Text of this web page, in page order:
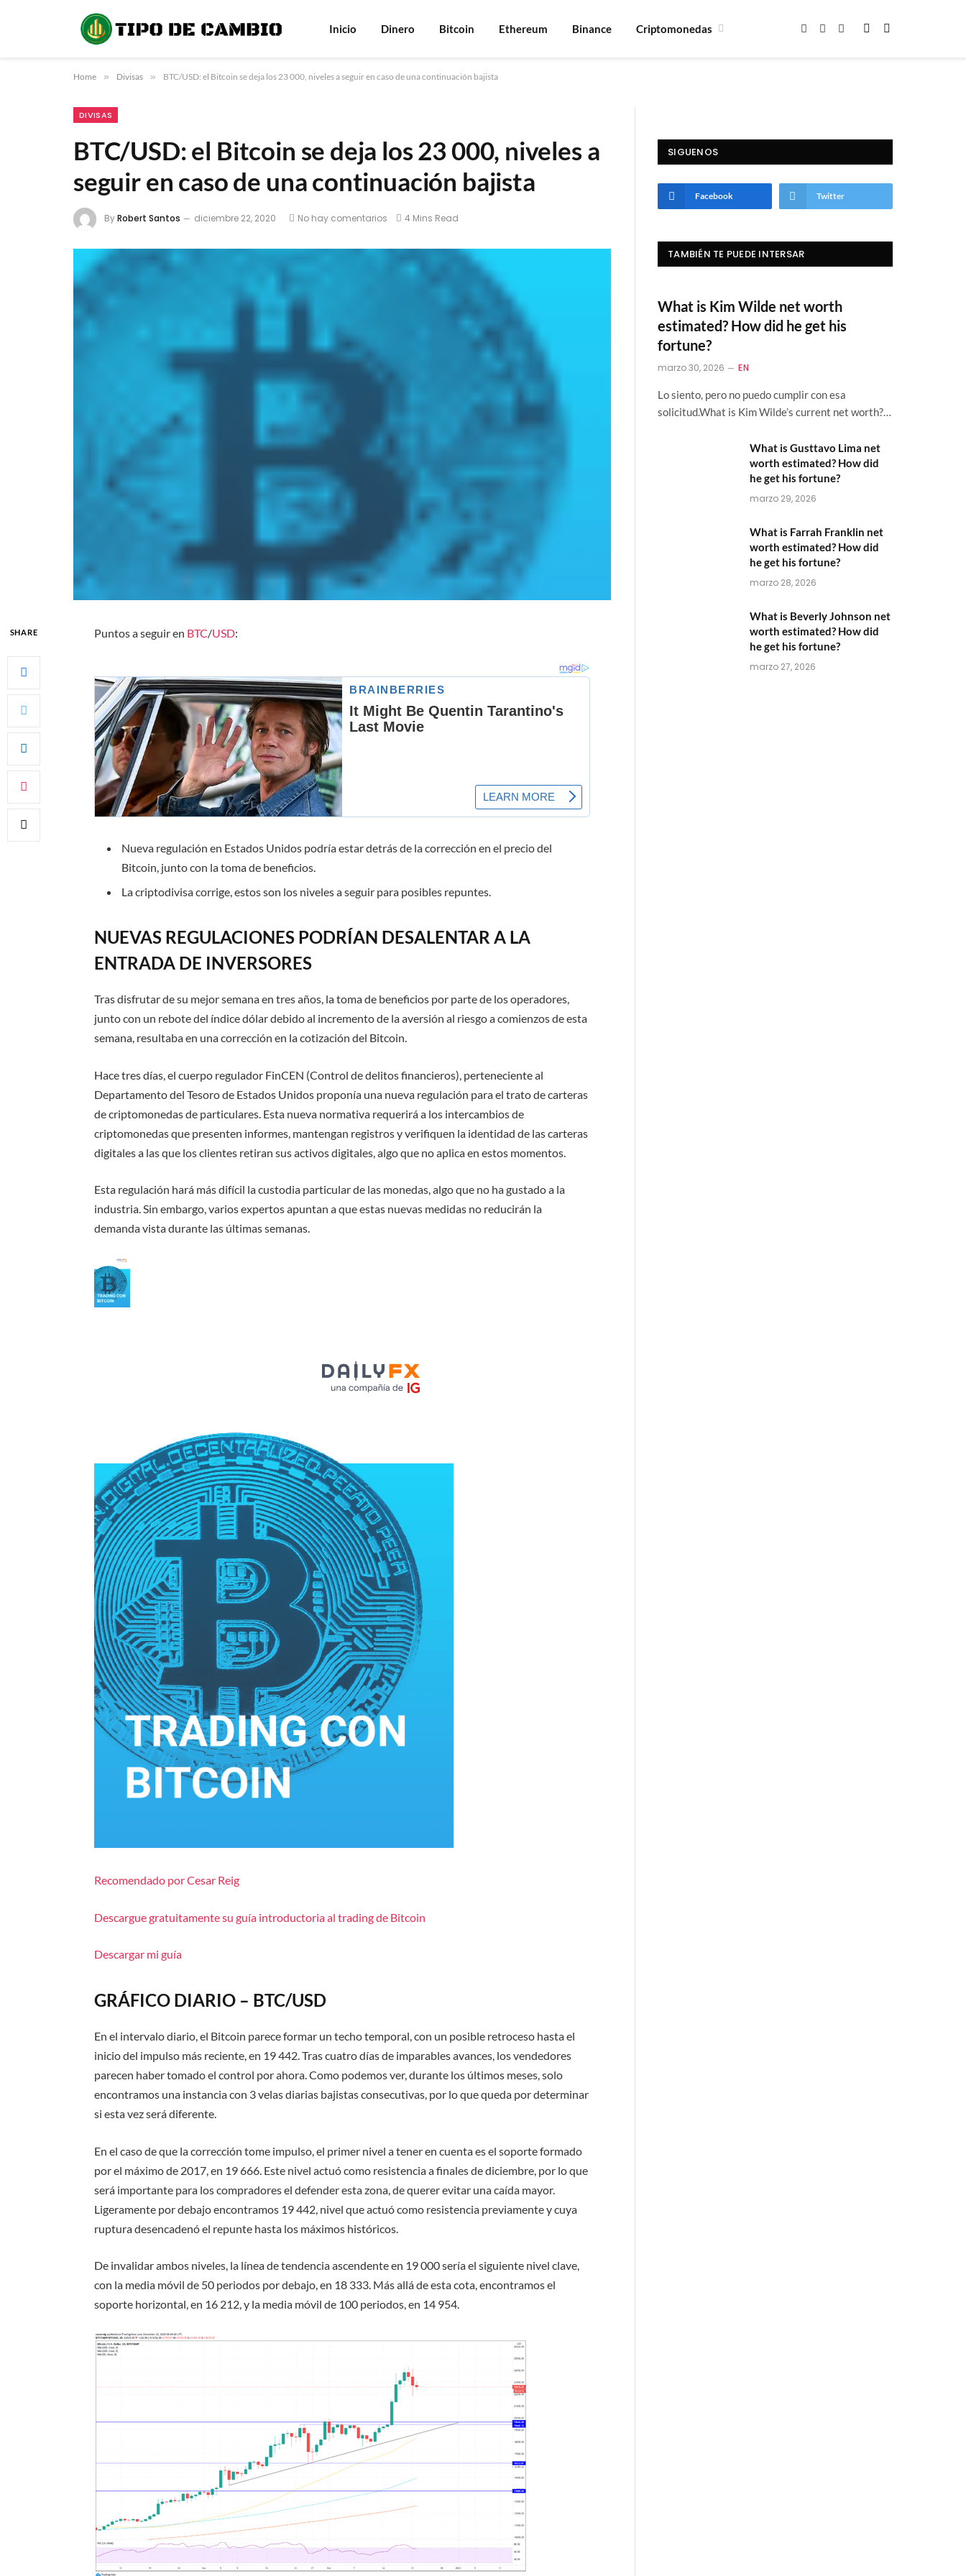
Inicio Dinero Bitcoin Ethereum Binance Criptomonedas Facebook
X
Instagram
Home » Divisas » BTC/USD: el Bitcoin se deja los 23 000, niveles a seguir en caso de una continuación bajista
DIVISAS
BTC/USD: el Bitcoin se deja los 23 000, niveles a
seguir en caso de una continuación bajista
ByRobert Santos diciembre 22, 2020 No hay comentarios 4 Mins Read
SHARE Puntos a seguir en BTC/USD:
Nueva regulación en Estados Unidos podría estar detrás de la corrección en el precio del
Bitcoin, junto con la toma de beneficios.
La criptodivisa corrige, estos son los niveles a seguir para posibles repuntes.
NUEVAS REGULACIONES PODRÍAN DESALENTAR A LA
ENTRADA DE INVERSORES
Tras disfrutar de su mejor semana en tres años, la toma de beneficios por parte de los operadores,
junto con un rebote del índice dólar debido al incremento de la aversión al riesgo a comienzos de esta
semana, resultaba en una corrección en la cotización del Bitcoin.
Hace tres días, el cuerpo regulador FinCEN (Control de delitos financieros), perteneciente al
Departamento del Tesoro de Estados Unidos proponía una nueva regulación para el trato de carteras
de criptomonedas de particulares. Esta nueva normativa requerirá a los intercambios de
criptomonedas que presenten informes, mantengan registros y verifiquen la identidad de las carteras
digitales a las que los clientes retiran sus activos digitales, algo que no aplica en estos momentos.
Esta regulación hará más difícil la custodia particular de las monedas, algo que no ha gustado a la
industria. Sin embargo, varios expertos apuntan a que estas nuevas medidas no reducirán la
demanda vista durante las últimas semanas.
Recomendado por Cesar Reig
Descargue gratuitamente su guía introductoria al trading de Bitcoin
Descargar mi guía
GRÁFICO DIARIO – BTC/USD
En el intervalo diario, el Bitcoin parece formar un techo temporal, con un posible retroceso hasta el
inicio del impulso más reciente, en 19 442. Tras cuatro días de imparables avances, los vendedores
parecen haber tomado el control por ahora. Como podemos ver, durante los últimos meses, solo
encontramos una instancia con 3 velas diarias bajistas consecutivas, por lo que queda por determinar
si esta vez será diferente.
En el caso de que la corrección tome impulso, el primer nivel a tener en cuenta es el soporte formado
por el máximo de 2017, en 19 666. Este nivel actuó como resistencia a finales de diciembre, por lo que
será importante para los compradores el defender esta zona, de querer evitar una caída mayor.
Ligeramente por debajo encontramos 19 442, nivel que actuó como resistencia previamente y cuya
ruptura desencadenó el repunte hasta los máximos históricos.
De invalidar ambos niveles, la línea de tendencia ascendente en 19 000 sería el siguiente nivel clave,
con la media móvil de 50 periodos por debajo, en 18 333. Más allá de esta cota, encontramos el
soporte horizontal, en 16 212, y la media móvil de 100 periodos, en 14 954.
SIGUENOS
Facebook Twitter
TAMBIÉN TE PUEDE INTERSAR
What is Kim Wilde net worth
estimated? How did he get his
fortune?
marzo 30, 2026 EN
Lo siento, pero no puedo cumplir con esa
solicitud.What is Kim Wilde’s current net worth?…
What is Gusttavo Lima net
worth estimated? How did
he get his fortune?
marzo 29, 2026
What is Farrah Franklin net
worth estimated? How did
he get his fortune?
marzo 28, 2026
What is Beverly Johnson net
worth estimated? How did
he get his fortune?
marzo 27, 2026